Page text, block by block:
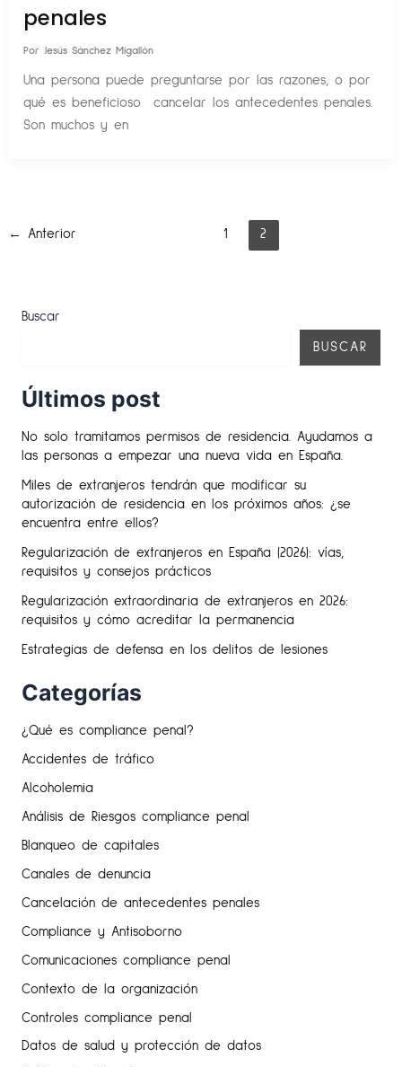
penales
Por Jesús Sánchez Migallón
Una persona puede preguntarse por las razones, o por
qué es beneficioso cancelar los antecedentes penales.
Son muchos y en
← Anterior 1 2
Buscar
BUSCAR
Últimos post
No solo tramitamos permisos de residencia. Ayudamos a
las personas a empezar una nueva vida en España.
Miles de extranjeros tendrán que modificar su
autorización de residencia en los próximos años: ¿se
encuentra entre ellos?
Regularización de extranjeros en España (2026): vías,
requisitos y consejos prácticos
Regularización extraordinaria de extranjeros en 2026:
requisitos y cómo acreditar la permanencia
Estrategias de defensa en los delitos de lesiones
Categorías
¿Qué es compliance penal?
Accidentes de tráfico
Alcoholemia
Análisis de Riesgos compliance penal
Blanqueo de capitales
Canales de denuncia
Cancelación de antecedentes penales
Compliance y Antisoborno
Comunicaciones compliance penal
Contexto de la organización
Controles compliance penal
Datos de salud y protección de datos